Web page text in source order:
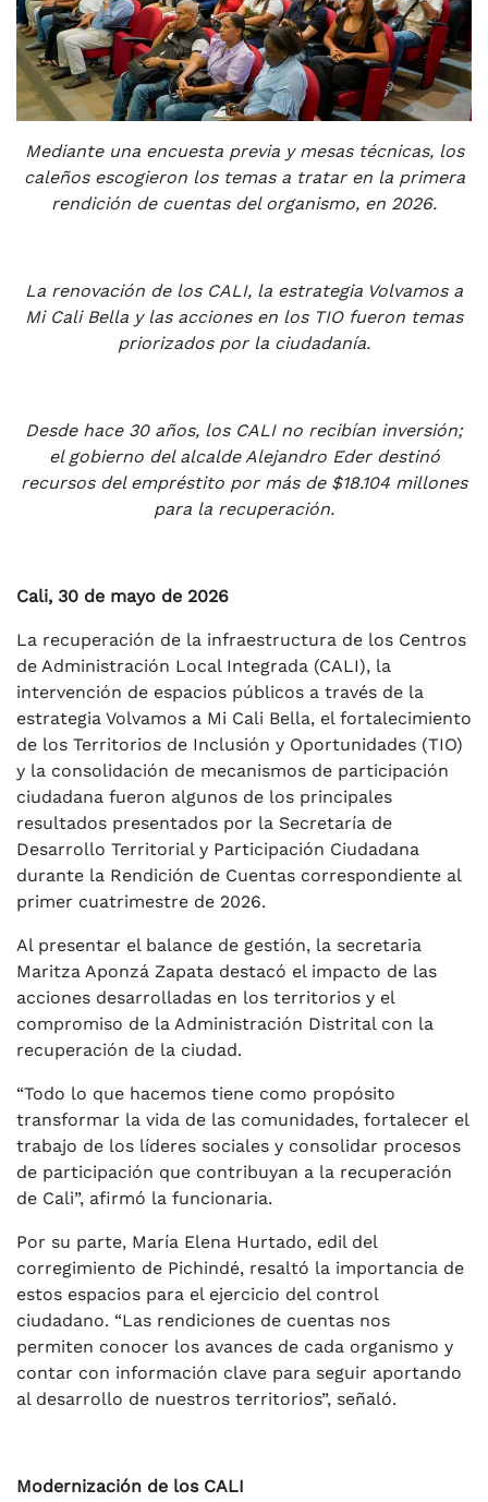
Mediante una encuesta previa y mesas técnicas, los
caleños escogieron los temas a tratar en la primera
rendición de cuentas del organismo, en 2026.
La renovación de los CALI, la estrategia Volvamos a
Mi Cali Bella y las acciones en los TIO fueron temas
priorizados por la ciudadanía.
Desde hace 30 años, los CALI no recibían inversión;
el gobierno del alcalde Alejandro Eder destinó
recursos del empréstito por más de $18.104 millones
para la recuperación.
Cali, 30 de mayo de 2026
La recuperación de la infraestructura de los Centros
de Administración Local Integrada (CALI), la
intervención de espacios públicos a través de la
estrategia Volvamos a Mi Cali Bella, el fortalecimiento
de los Territorios de Inclusión y Oportunidades (TIO)
y la consolidación de mecanismos de participación
ciudadana fueron algunos de los principales
resultados presentados por la Secretaría de
Desarrollo Territorial y Participación Ciudadana
durante la Rendición de Cuentas correspondiente al
primer cuatrimestre de 2026.
Al presentar el balance de gestión, la secretaria
Maritza Aponzá Zapata destacó el impacto de las
acciones desarrolladas en los territorios y el
compromiso de la Administración Distrital con la
recuperación de la ciudad.
“Todo lo que hacemos tiene como propósito
transformar la vida de las comunidades, fortalecer el
trabajo de los líderes sociales y consolidar procesos
de participación que contribuyan a la recuperación
de Cali”, afirmó la funcionaria.
Por su parte, María Elena Hurtado, edil del
corregimiento de Pichindé, resaltó la importancia de
estos espacios para el ejercicio del control
ciudadano. “Las rendiciones de cuentas nos
permiten conocer los avances de cada organismo y
contar con información clave para seguir aportando
al desarrollo de nuestros territorios”, señaló.
Modernización de los CALI